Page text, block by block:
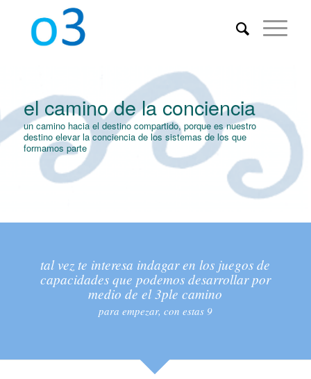
el camino de la conciencia
un camino hacia el destino compartido, porque es nuestro
destino elevar la conciencia de los sistemas de los que
formamos parte
tal vez te interesa indagar en los juegos de
capacidades que podemos desarrollar por
medio de el 3ple camino
para empezar, con estas 9